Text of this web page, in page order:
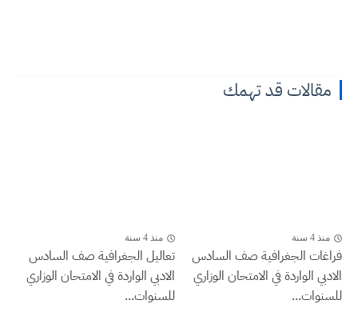
مقالات قد تهمك
منذ 4 سنة
فراغات الجغرافية صف السادس
الادبي الواردة في الامتحان الوزاري
للسنوات...
منذ 4 سنة
تعاليل الجغرافية صف السادس
الادبي الواردة في الامتحان الوزاري
للسنوات...